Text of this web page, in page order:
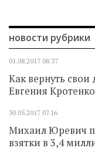
новости рубрики
01.08.2017 08.37
Как вернуть свои
Евгения
30.05.2017 07.16
Михаил Юревич
взятки в 3,4